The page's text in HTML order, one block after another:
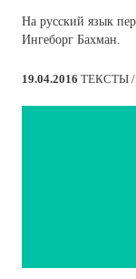
На русский язык
Ингеборг Бахман.
19.04.2016 ТЕКСТЫ /